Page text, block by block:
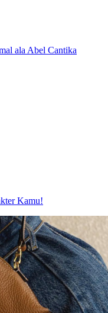
ala Abel Cantika
Kamu!